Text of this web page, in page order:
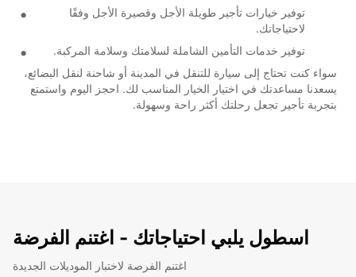
توفير خيارات تأجير طويلة الأجل وقصيرة الأجل وفقًا
لاحتياجاتك.
توفير خدمات التأمين الشاملة لسلامتك وسلامة المركبة.
سواء كنت تحتاج إلى سيارة للتنقل في المدينة أو شاحنة لنقل البضائع،
يسعدنا مساعدتك في اختيار الخيار المناسب لك. احجز اليوم واستمتع
بتجربة تأجير تجعل رحلتك أكثر راحة وسهولة.
اسطول يلبي احتياجاتك - اغتنم الفرضة
اغتنم الفرصة لاختبار الموديلات الجديدة